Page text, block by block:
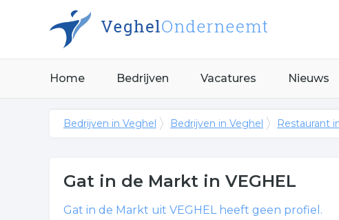
Home Bedrijven Vacatures Nieuws
Bedrijven in Veghel Bedrijven in Veghel Restaurant
Gat in de Markt in VEGHEL
Gat in de Markt uit VEGHEL heeft geen profiel.